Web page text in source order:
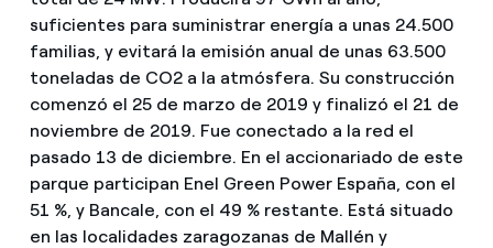
suficientes para suministrar energía a unas 24.500
familias, y evitará la emisión anual de unas 63.500
toneladas de CO2 a la atmósfera. Su construcción
comenzó el 25 de marzo de 2019 y finalizó el 21 de
noviembre de 2019. Fue conectado a la red el
pasado 13 de diciembre. En el accionariado de este
parque participan Enel Green Power España, con el
51 %, y Bancale, con el 49 % restante. Está situado
en las localidades zaragozanas de Mallén y